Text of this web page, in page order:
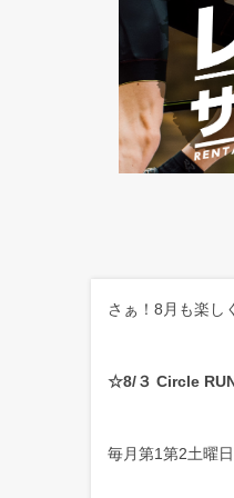
さぁ！8月も楽し
☆8/３ Circle
毎月第1第2土曜日